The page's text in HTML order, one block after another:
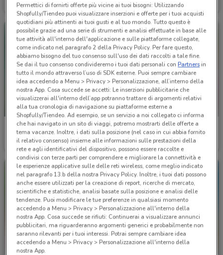
Scade il 19/08 14.2 km Scade il 19/08
NUOVO
Crai
Scade il 19/08 17.1 km
Ipercoop
Scade il 26/08 11.9 km
Permettici di fornirti offerte più vicine ai tuoi bisogni: Utilizzando
Shopfully/Tiendeo puoi visualizzare inserzioni e offerte per i tuoi acquisti
quotidiani più attinenti ai tuoi gusti e al tuo mondo. Tutto questo è
possibile grazie ad una serie di strumenti e analisi effettuate in base alle
tue attività all'interno dell'applicazione e sulle piattaforme collegate,
come indicato nel paragrafo 2 della Privacy Policy. Per fare questo,
abbiamo bisogno del tuo consenso sull'uso dei dati raccolti a tale fine.
Se dai il tuo consenso condivideremo i tuoi dati personali conPartnersin
tutto il mondo attraverso l’uso di SDK esterne. Puoi sempre cambiare
idea accedendo a Menu > Privacy > Personalizzazione, all’interno della
nostra App. Cosa succede se accetti: Le inserzioni pubblicitarie che
visualizzerai all'interno dell’app potranno trattare di argomenti relativi
alla tua cronologia di navigazione su piattaforme esterne a
Shopfully/Tiendeo. Ad esempio, se un servizio a noi collegato ci informa
che hai navigato in un sito di viaggi, potremo mostrarti delle offerte a
tema vacanze. Inoltre, i dati sulla posizione (nel caso in cui abbia fornito
il relativo consenso) insieme alle informazioni sulle prestazioni della
rete e agli identificativi del dispositivo, possono essere raccolte e
condivisi con terze parti per comprendere e migliorare la connettività e
le esperienze applicative sulle delle reti wireless, come meglio indicato
nel paragrafo 13.b della nostra Privacy Policy. Inoltre, i tuoi dati possono
anche essere utilizzati per la creazione di report, ricerche di mercato,
scientifiche e statistiche, analisi basate sulla posizione e analisi delle
tendenze. Puoi modificare le tue preferenze in qualsiasi momento
accedendo a Menu > Privacy > Personalizzazione all'interno della
nostra App. Cosa succede se rifiuti: Continuerai a visualizzare annunci
pubblicitari, ma riguarderanno argomenti generici e probabilmente non
saranno rilevanti per i tuoi interessi. Potrai sempre cambiare idea
accedendo a Menu > Privacy > Personalizzazione all'interno della
nostra App.